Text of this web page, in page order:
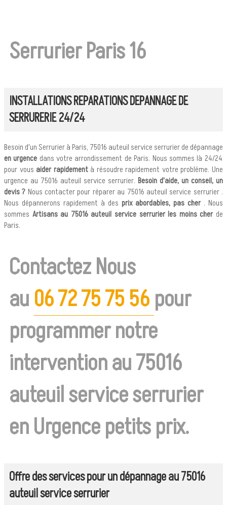
Serrurier Paris 16
INSTALLATIONS REPARATIONS DEPANNAGE DE
SERRURERIE 24/24
Besoin d'un Serrurier à Paris, 75016 auteuil service serrurier de dépannage
en urgence dans votre arrondissement de Paris. Nous sommes là 24/24
pour vous aider rapidement à résoudre rapidement votre probléme. Une
urgence au 75016 auteuil service serrurier. Besoin d'aide, un conseil, un
devis ? Nous contacter pour réparer au 75016 auteuil service serrurier .
Nous dépannerons rapidement à des prix abordables, pas cher . Nous
sommes Artisans au 75016 auteuil service serrurier les moins cherde
Paris.
Contactez Nous
au06 72 75 75 56pour
programmer notre
intervention au 75016
auteuil service serrurier
en Urgence petits prix.
Offre des services pour un dépannage au 75016
auteuil service serrurier